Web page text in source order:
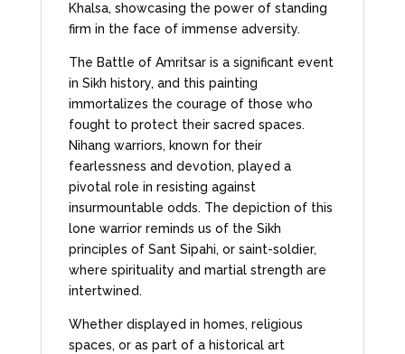
Khalsa, showcasing the power of standing
firm in the face of immense adversity.
The Battle of Amritsar is a significant event
in Sikh history, and this painting
immortalizes the courage of those who
fought to protect their sacred spaces.
Nihang warriors, known for their
fearlessness and devotion, played a
pivotal role in resisting against
insurmountable odds. The depiction of this
lone warrior reminds us of the Sikh
principles of Sant Sipahi, or saint-soldier,
where spirituality and martial strength are
intertwined.
Whether displayed in homes, religious
spaces, or as part of a historical art